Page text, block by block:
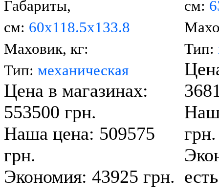
Габариты,
см: 60x118.5х133.8
Маховик, кг:
Тип: механическая
Цена в магазинах:
553500 грн.
Наша цена: 509575
грн.
Экономия: 43925 грн.
см:
Тип:
грн.